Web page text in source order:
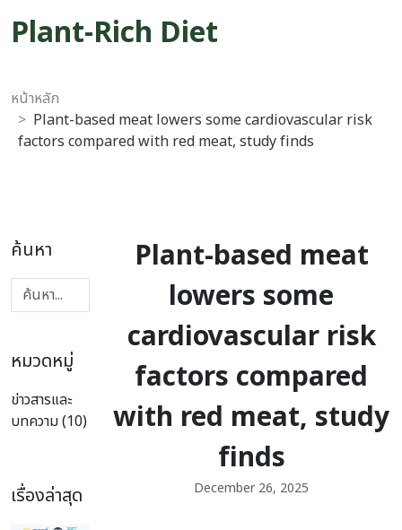
Plant-Rich Diet
หน้าหลัก
Plant-based meat lowers some cardiovascular risk
factors compared with red meat, study finds
ค้นหา
หมวดหมู่
ข่าวสารและ
บทความ (10)
เรื่องล่าสุด
Plant-based meat
lowers some
cardiovascular risk
factors compared
with red meat, study
finds
December 26, 2025